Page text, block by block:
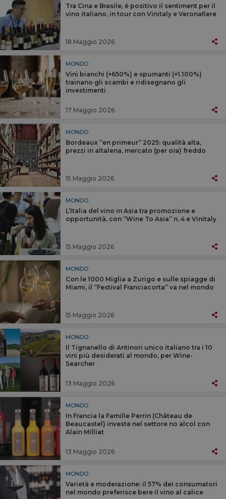
Tra Cina e Brasile, è positivo il sentiment per il
vino italiano, in tour con Vinitaly e Veronafiere
18 Maggio 2026
MONDO
Vini bianchi (+650%) e spumanti (+1.100%)
trainano gli scambi e ridisegnano gli
investimenti
17 Maggio 2026
MONDO
Bordeaux “en primeur” 2025: qualità alta,
prezzi in altalena, mercato (per ora) freddo
15 Maggio 2026
MONDO
L’Italia del vino in Asia tra promozione e
opportunità, con “Wine To Asia” n. 4 e Vinitaly
15 Maggio 2026
MONDO
Con le 1000 Miglia a Zurigo e sulle spiagge di
Miami, il “Festival Franciacorta” va nel mondo
15 Maggio 2026
MONDO
Il Tignanello di Antinori unico italiano tra i 10
vini più desiderati al mondo, per Wine-
Searcher
13 Maggio 2026
MONDO
In Francia la Famille Perrin (Château de
Beaucastel) investe nel settore no alcol con
Alain Milliat
13 Maggio 2026
MONDO
Varietà e moderazione: il 57% dei consumatori
nel mondo preferisce bere il vino al calice